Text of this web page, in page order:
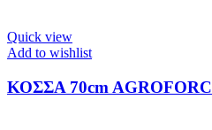
Quick view
Add to wishlist
ΚΟΣΣΑ 70cm